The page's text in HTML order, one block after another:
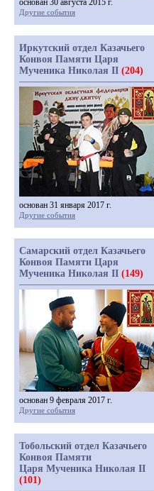
основан 30 августа 2015 г.
Другие события
Иркутский отдел Казачьего
Конвоя Памяти Царя
Мученика Николая II (204)
основан 31 января 2017 г.
Другие события
Самарский отдел Казачьего
Конвоя Памяти Царя
Мученика Николая II (149)
основан 9 февраля 2017 г.
Другие события
Тобольский отдел Казачьего
Конвоя Памяти
Царя Мученика Николая II
(101)